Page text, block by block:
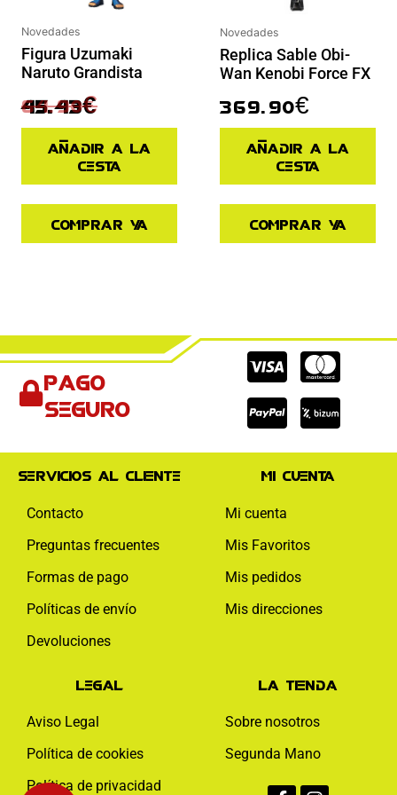
Novedades
Figura Uzumaki
Naruto Grandista
64.90€
45.43€
Añadir a la
cesta
Comprar ya
Novedades
Replica Sable Obi-
Wan Kenobi Force FX
369.90€
Añadir a la
cesta
Comprar ya
Pago
seguro
Cc-
visa
Cc-
Cc-
paypal
Servicios al cliente
Contacto
Preguntas frecuentes
Formas de pago
Políticas de envío
Devoluciones
Mi cuenta
Mi cuenta
Mis Favoritos
Mis pedidos
Mis direcciones
Legal
Aviso Legal
Política de cookies
Política de privacidad
La tienda
Sobre nosotros
Segunda Mano